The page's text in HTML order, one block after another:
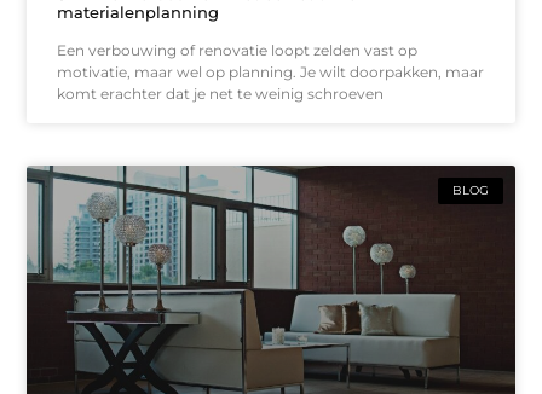
materialenplanning
Een verbouwing of renovatie loopt zelden vast op
motivatie, maar wel op planning. Je wilt doorpakken, maar
komt erachter dat je net te weinig schroeven
BLOG